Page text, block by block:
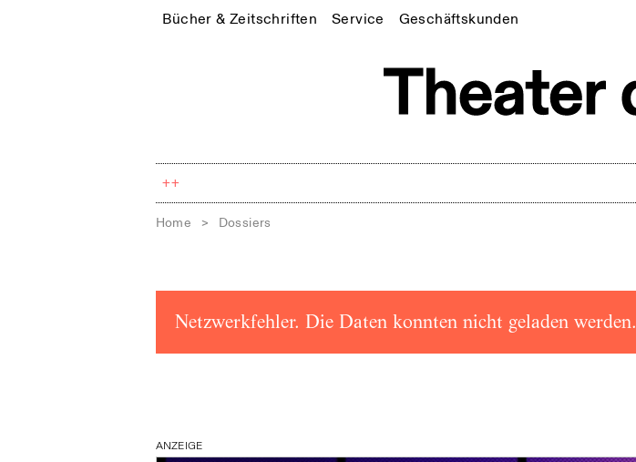
Bücher & Zeitschriften Service Geschäftskunden
++
Home > Dossiers
Netzwerkfehler. Die Daten konnten nicht geladen werden.
ANZEIGE